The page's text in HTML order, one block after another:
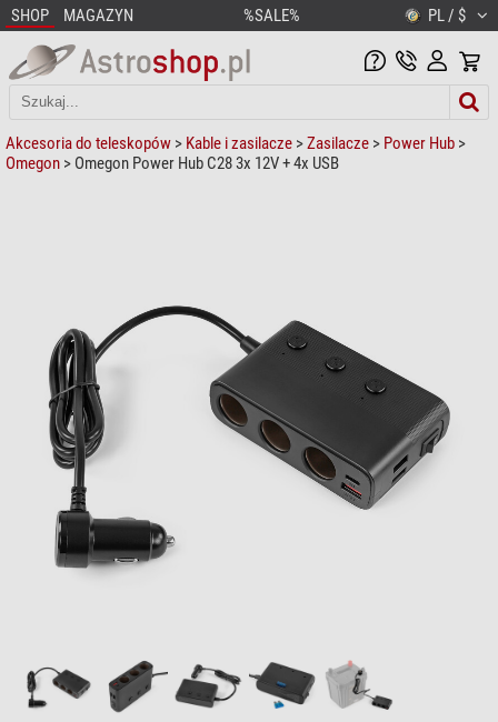
SHOP MAGAZYN %SALE% PL / $
Akcesoria do teleskopów > Kable i zasilacze >Zasilacze > Power Hub >
Omegon > Omegon Power Hub C28 3x 12V + 4x USB